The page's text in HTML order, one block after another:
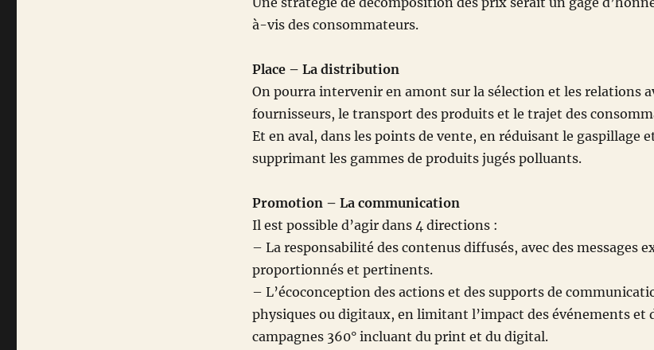
à-vis des consommateurs.
Place – La distribution
On pourra intervenir en amont sur la sélection et les relations
fournisseurs, le transport des produits et le trajet des
Et en aval, dans les points de vente, en réduisant le gaspillage
supprimant les gammes de produits jugés polluants.
Promotion – La communication
Il est possible d’agir dans 4 directions :
– La responsabilité des contenus diffusés, avec des messages
proportionnés et pertinents.
– L’écoconception des actions et des supports de
physiques ou digitaux, en limitant l’impact des événements et
campagnes 360° incluant du print et du digital.